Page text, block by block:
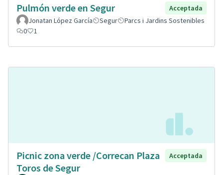
Pulmón verde en Segur
Acceptada
Jonatan López García
Segur
Parcs i Jardins Sostenibles
0
1
Picnic zona verde /Correcan Plaza
Toros de Segur
Acceptada